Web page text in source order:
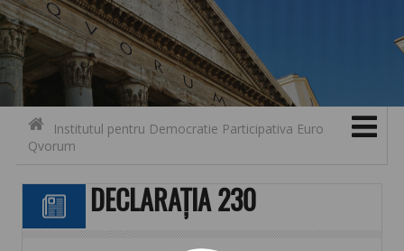
Contact
Skip to content
Institutul pentru Democratie Participativa Euro
Qvorum
DECLARAȚIA 230